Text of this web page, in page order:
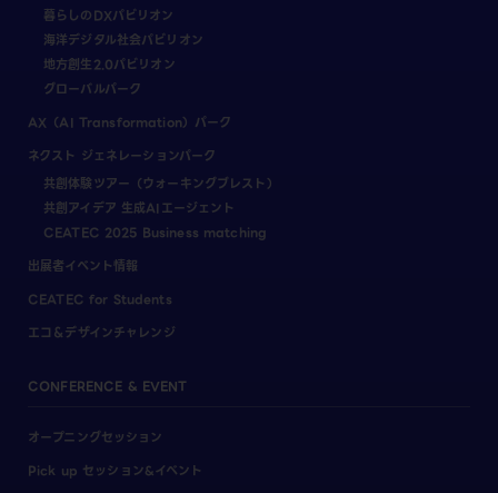
暮らしのDXパビリオン
海洋デジタル社会パビリオン
地方創生2.0パビリオン
グローバルパーク
AX（AI Transformation）パーク
ネクスト ジェネレーションパーク
共創体験ツアー（ウォーキングブレスト）
共創アイデア 生成AIエージェント
CEATEC 2025 Business matching
出展者イベント情報
CEATEC for Students
エコ＆デザインチャレンジ
CONFERENCE & EVENT
オープニングセッション
Pick up セッション&イベント